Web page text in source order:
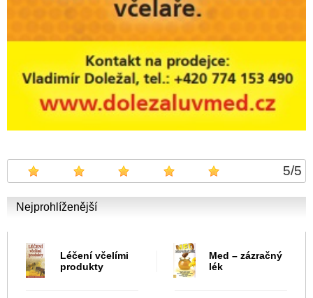
5/5
Nejprohlíženější
Léčení včelími
produkty
Med – zázračný
lék